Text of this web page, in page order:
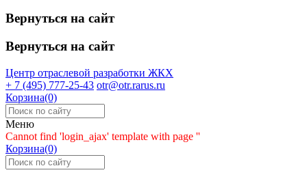
Вернуться на сайт
Вернуться на сайт
Центр отраслевой разработки ЖКХ
+ 7 (495) 777-25-43 otr@otr.rarus.ru
Корзина(0)
Меню
Cannot find 'login_ajax' template with page ''
Корзина(0)